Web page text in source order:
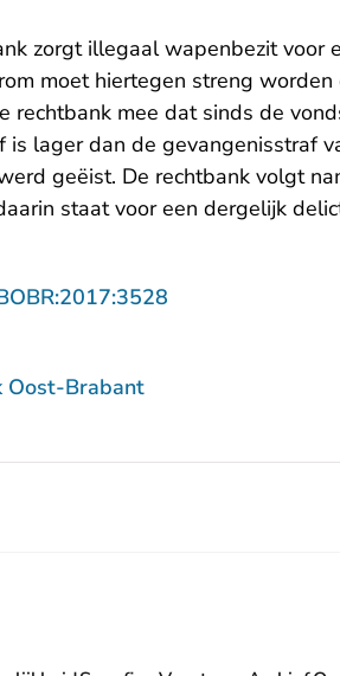
zorgt illegaal wapenbezit voor
moet hiertegen streng
rechtbank mee dat sinds de
is lager dan de gevangenisstraf
geëist. De rechtbank volgt
staat voor een dergelijk
Oost-Brabant